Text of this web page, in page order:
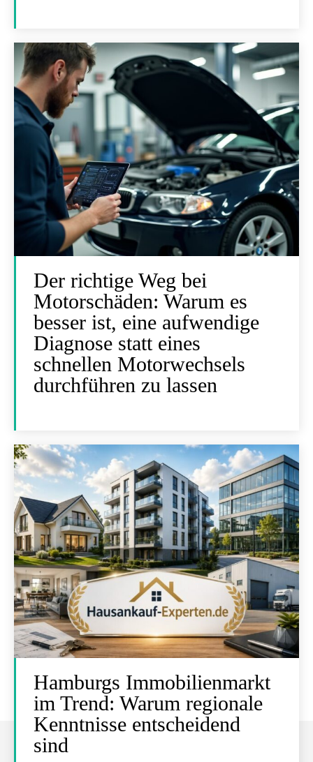
Der richtige Weg bei
Motorschäden: Warum es
besser ist, eine aufwendige
Diagnose statt eines
schnellen Motorwechsels
durchführen zu lassen
Hamburgs Immobilienmarkt
im Trend: Warum regionale
Kenntnisse entscheidend
sind